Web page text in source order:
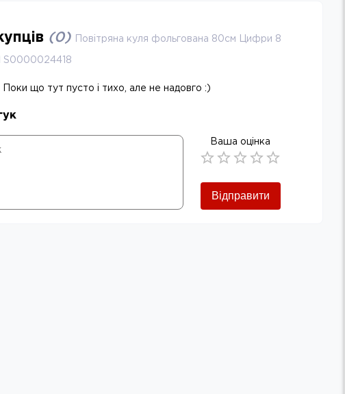
(0) Повітряна куля фольгована 80см Цифри 8
S0000024418
Поки що тут пусто і тихо, але не надовго :)
Ваша оцінка
Відправити